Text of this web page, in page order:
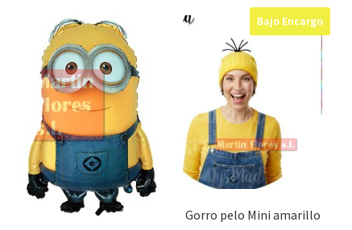
se
pueden
elegir
en
la
página
de
producto
Bajo Encargo
Gorro pelo Mini amarillo